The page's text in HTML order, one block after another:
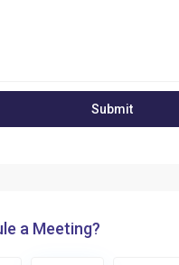
a Meeting?